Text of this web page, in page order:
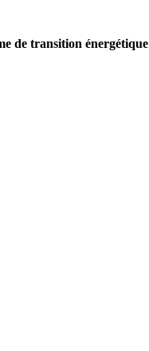
de transition énergétique